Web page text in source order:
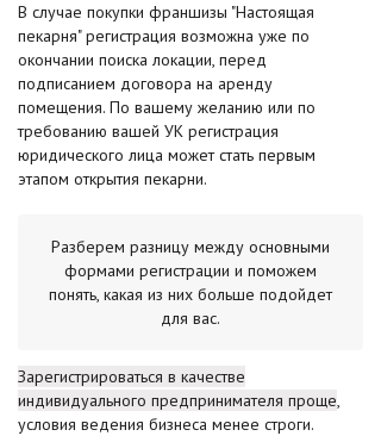
В случае покупки франшизы "Настоящая
пекарня" регистрация возможна уже по
окончании поиска локации, перед
подписанием договора на аренду
помещения. По вашему желанию или по
требованию вашей УК регистрация
юридического лица может стать первым
этапом открытия пекарни.
Разберем разницу между основными
формами регистрации и поможем
понять, какая из них больше подойдет
для вас.
Зарегистрироваться в качестве
индивидуального предпринимателя проще,
условия ведения бизнеса менее строги.